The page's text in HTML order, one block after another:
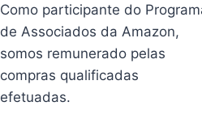
Como participante do
de Associados da Amazon,
somos remunerado pelas
compras qualificadas
efetuadas.